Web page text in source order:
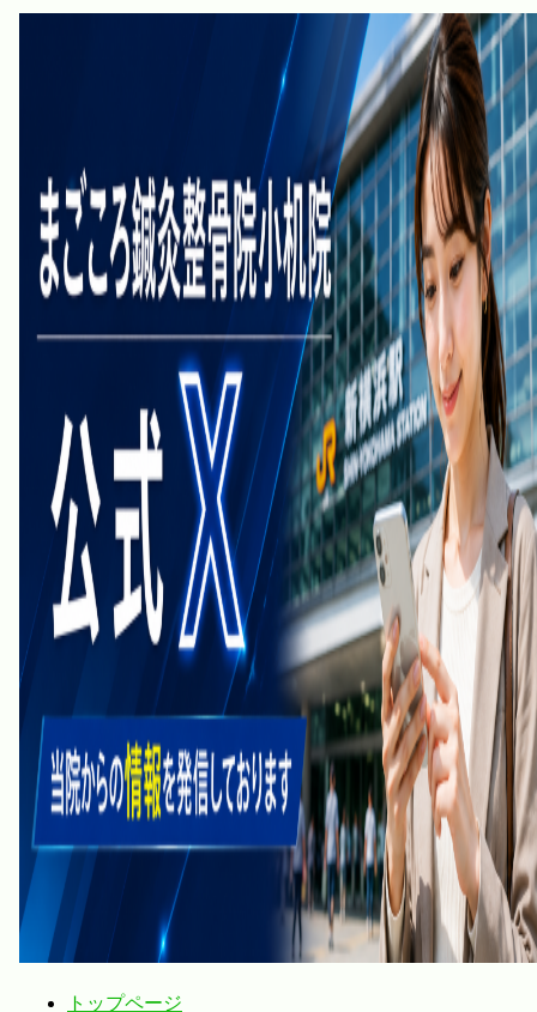
トップページ